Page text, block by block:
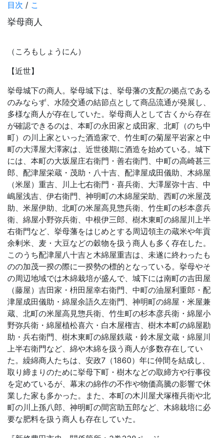
目次 / こ
挙母商人
（ころもしょうにん）
【近世】
挙母城下の商人。挙母城下は、挙母藩の支配の拠点である
のみならず、水陸交通の結節点として商品流通が発展し、
多様な商人が存在していた。挙母商人として古くから存在
が確認できるのは、本町の永田家と成田家、北町（のち中
町）の川上家といった酒造家で、竹生町の菊屋平岩家と中
町の大澤屋大澤家は、近世後期に酒造を始めている。城下
には、本町の大坂屋庄右衛門・善右衛門、中町の高崎甚三
郎、配津屋栄蔵・茂助・八十吉、配津屋成田儀助、木綿屋
（米屋）重吉、川上七右衛門・喜兵衛、大澤屋弥十吉、中
嶋屋浅吉、伊右衛門、神明町の木綿屋栄助、西町の米屋茂
助、米屋伊助、北町の米屋高見惣兵衛、竹生町の杉本彦兵
衛、綿屋小野弥兵衛、中根伊三郎、樹木東町の綿屋川上半
右衛門など、挙母藩をはじめとする周辺領主の蔵米や年貢
余剰米、麦・大豆などの穀物を扱う商人も多く存在した。
このうち配津屋八十吉と木綿屋重吉は、未遂に終わったも
のの加茂一揆の際に一揆勢の標的となっている。挙母やそ
の周辺地域では木綿栽培が盛んで、城下には南町の吉田屋
（藤屋）吉田家・枡田屋幸右衛門、中町の油屋利重郎・配
津屋成田儀助・綿屋余語久左衛門、神明町の綿屋・米屋兼
蔵、北町の米屋高見惣兵衛、竹生町の杉本彦兵衛・綿屋小
野弥兵衛・綿屋植松喜六・白木屋権吉、樹木本町の綿屋勘
助・兵右衛門、樹木東町の綿屋鉄蔵・鈴木屋文蔵・綿屋川
上半右衛門など、綿や木綿を扱う商人が多数存在してい
た。繰綿商人たちは、安政7（1860）年に仲間を結成し、
取り締まりのために挙母下町・樹木などの取締方や行事役
を定めているが、幕末の綿作の不作や物価高騰の影響で休
業した家も多かった。また、本町の木川屋犬塚権兵衛や北
町の川上孫八郎、神明町の間宮助五郎など、木綿栽培に必
要な肥料を扱う商人も存在していた。